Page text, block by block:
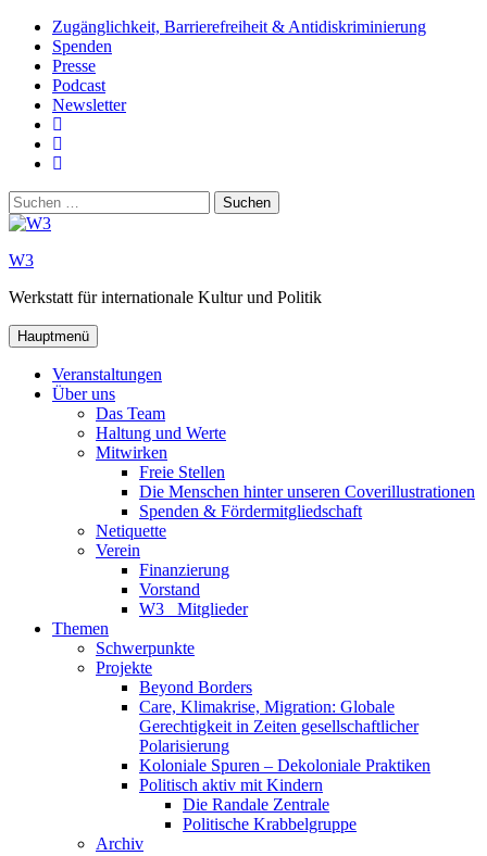
Zum
Inhalt
springen
Zugänglichkeit, Barrierefreiheit & Antidiskriminierung
Spenden
Presse
Podcast
Newsletter
Suchen
nach:
W3
Werkstatt für internationale Kultur und Politik
Hauptmenü
Veranstaltungen
Über uns
Das Team
Haltung und Werte
Mitwirken
Freie Stellen
Die Menschen hinter unseren Coverillustrationen
Spenden & Fördermitgliedschaft
Netiquette
Verein
Finanzierung
Vorstand
W3_ Mitglieder
Themen
Schwerpunkte
Projekte
Beyond Borders
Care, Klimakrise, Migration: Globale
Gerechtigkeit in Zeiten gesellschaftlicher
Polarisierung
Koloniale Spuren – Dekoloniale Praktiken
Politisch aktiv mit Kindern
Die Randale Zentrale
Politische Krabbelgruppe
Archiv